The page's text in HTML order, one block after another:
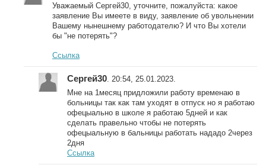
Уважаемый Сергей30, уточните, пожалуйста: какое
заявление Вы имеете в виду, заявление об увольнении
Вашему нынешнему работодателю? И что Вы хотели
бы "не потерять"?
Ссылка
Сергей30 . 20:54, 25.01.2023.
Мне на 1месяц придложили работу временаю в
больницы так как там уходят в отпуск но я работаю
офецыально в школе я работаю 5дней и как
сделать правельно чтобы не потерять
офецыальную в бальницы работать нададо 2через
2дня
Ссылка